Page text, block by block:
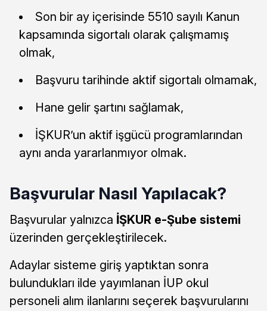
Son bir ay içerisinde 5510 sayılı Kanun
kapsamında sigortalı olarak çalışmamış
olmak,
Başvuru tarihinde aktif sigortalı olmamak,
Hane gelir şartını sağlamak,
İŞKUR’un aktif işgücü programlarından
aynı anda yararlanmıyor olmak.
Başvurular Nasıl Yapılacak?
Başvurular yalnızca İŞKUR e-Şube sistemi
üzerinden gerçekleştirilecek.
Adaylar sisteme giriş yaptıktan sonra
bulundukları ilde yayımlanan İUP okul
personeli alım ilanlarını seçerek başvurularını